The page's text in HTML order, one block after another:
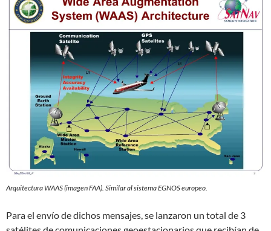
Arquitectura WAAS (imagen FAA). Similar al sistema EGNOS europeo.
Para el envío de dichos mensajes, se lanzaron un total de 3